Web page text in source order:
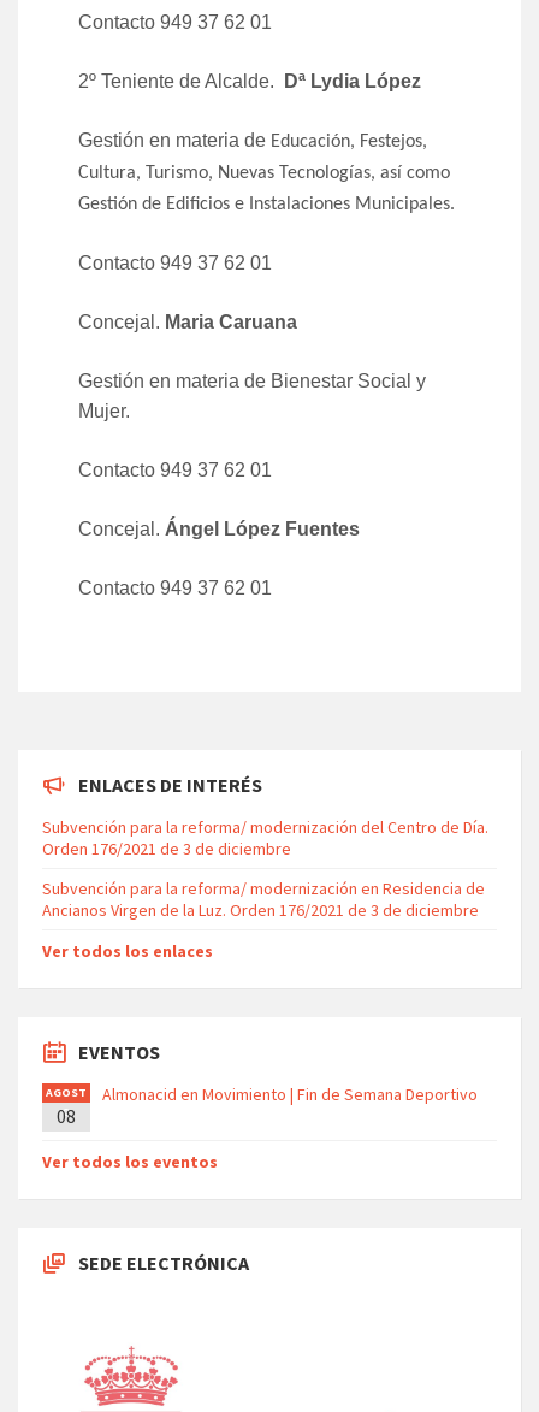
Contacto 949 37 62 01
2º Teniente de Alcalde. Dª Lydia López
Gestión en materia de Educación, Festejos,
Cultura, Turismo, Nuevas Tecnologías, así como
Gestión de Edificios e Instalaciones Municipales.
Contacto 949 37 62 01
Concejal. Maria Caruana
Gestión en materia de Bienestar Social y
Mujer.
Contacto 949 37 62 01
Concejal. Ángel López Fuentes
Contacto 949 37 62 01
ENLACES DE INTERÉS
Subvención para la reforma/ modernización del Centro de Día.
Orden 176/2021 de 3 de diciembre
Subvención para la reforma/ modernización en Residencia de
Ancianos Virgen de la Luz. Orden 176/2021 de 3 de diciembre
Ver todos los enlaces
EVENTOS
AGOST
O
08
Almonacid en Movimiento | Fin de Semana Deportivo
Ver todos los eventos
SEDE ELECTRÓNICA